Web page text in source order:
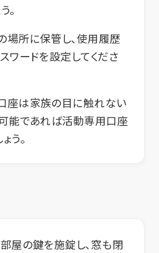
。
場所に保管し、使用履歴
ワードを設定してくださ
座は家族の目に触れない
可能であれば活動専用口座
う。
屋の鍵を施錠し、窓も閉